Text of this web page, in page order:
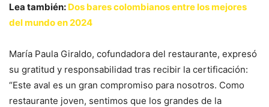
Lea también: Dos bares colombianos entre los mejores
del mundo en 2024
María Paula Giraldo, cofundadora del restaurante, expresó
su gratitud y responsabilidad tras recibir la certificación:
“Este aval es un gran compromiso para nosotros. Como
restaurante joven, sentimos que los grandes de la